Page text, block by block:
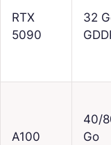
RTX
5090
32
A100
40/
Go